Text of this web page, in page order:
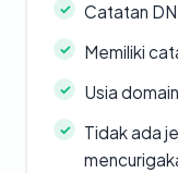
Catatan
Memiliki
Usia
Tidak ada